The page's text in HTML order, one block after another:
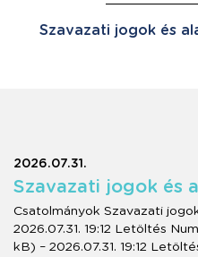
Szavazati jogok és
2026.07.31.
Szavazati jogok és
Csatolmányok Szavazati
2026.07.31. 19:12 Letöltés
kB) – 2026.07.31. 19:12